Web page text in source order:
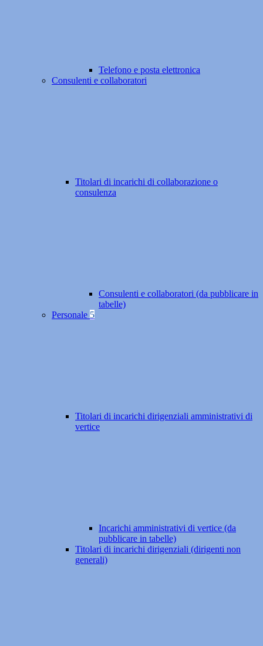
Telefono e posta elettronica
Consulenti e collaboratori
Titolari di incarichi di collaborazione o
consulenza
Consulenti e collaboratori (da pubblicare in
tabelle)
Personale 5
Titolari di incarichi dirigenziali amministrativi di
vertice
Incarichi amministrativi di vertice (da
pubblicare in tabelle)
Titolari di incarichi dirigenziali (dirigenti non
generali)